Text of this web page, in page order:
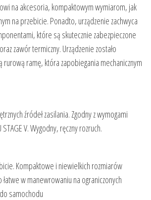
na akcesoria, kompaktowym wymiarom, jak
na przebicie. Ponadto, urządzenie zachwyca
które są skutecznie zabezpieczone
zawór termiczny. Urządzenie zostało
ramę, która zapobiegania mechanicznym
źródeł zasilania. Zgodny z wymogami
V. Wygodny, ręczny rozruch.
Kompaktowe i niewielkich rozmiarów
w manewrowaniu na ograniczonych
samochodu